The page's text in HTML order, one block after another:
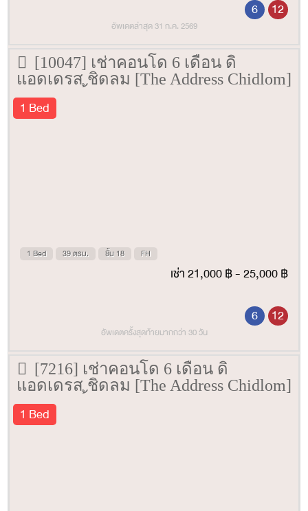
6 12
อัพเดตล่าสุด 31 ก.ค. 2569
[10047] เช่าคอนโด 6 เดือน ดิ
แอดเดรส ชิดลม [The Address Chidlom]
39 ตรม. ชั้น 18
1 Bed
1 Bed 39 ตรม. ชั้น 18 FH
เช่า 21,000 ฿ - 25,000 ฿
6 12
อัพเดตครั้งสุดท้ายมากกว่า 30 วัน
[7216] เช่าคอนโด 6 เดือน ดิ
แอดเดรส ชิดลม [The Address Chidlom]
56 ตรม. ชั้น 4
1 Bed